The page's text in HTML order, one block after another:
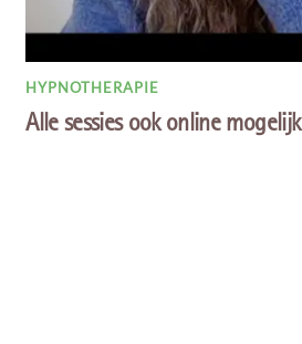
HYPNOTHERAPIE
Alle sessies ook online mogelijk